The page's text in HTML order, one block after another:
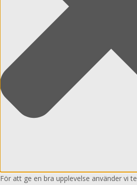
För att ge en bra upplevelse använder vi